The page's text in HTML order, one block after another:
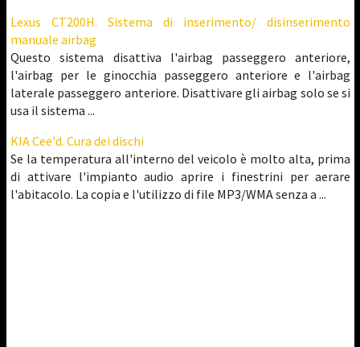
Lexus CT200H. Sistema di inserimento/ disinserimento
manuale airbag
Questo sistema disattiva l'airbag passeggero anteriore,
l'airbag per le ginocchia passeggero anteriore e l'airbag
laterale passeggero anteriore. Disattivare gli airbag solo se si
usa il sistema ...
KIA Cee'd. Cura dei dischi
Se la temperatura all'interno del veicolo è molto alta, prima
di attivare l'impianto audio aprire i finestrini per aerare
l'abitacolo. La copia e l'utilizzo di file MP3/WMA senza a ...